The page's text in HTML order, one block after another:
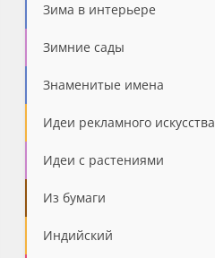
Зима в интерьере
Зимние сады
Знаменитые имена
Идеи рекламного искусства
Идеи с растениями
Из бумаги
Индийский